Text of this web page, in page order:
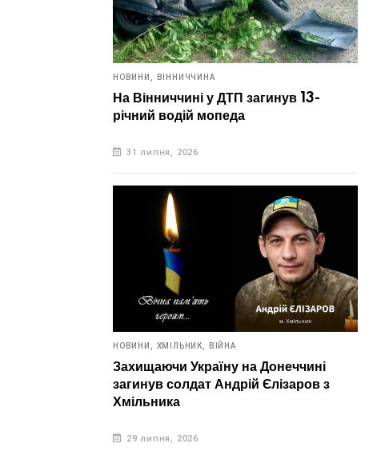
НОВИНИ, ВІННИЧЧИНА
На Вінниччині у ДТП загинув 13-
річний водій мопеда
31 липня, 2026
НОВИНИ, ХМІЛЬНИК, ВІЙНА
Захищаючи Україну на Донеччині
загинув солдат Андрій Єлізаров з
Хмільника
29 липня, 2026